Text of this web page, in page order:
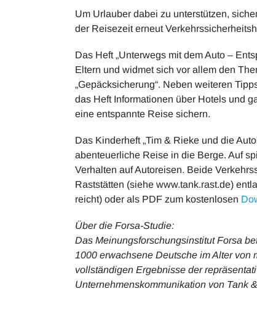
Um Urlauber dabei zu unterstützen,
der Reisezeit erneut
Das Heft „Unterwegs mit dem Auto –
Eltern und widmet sich vor allem den
„Gepäcksicherung“. Neben weiteren
das Heft Informationen über Hotels und
eine entspannte Reise sichern.
Das Kinderheft „Tim & Rieke und die
abenteuerliche Reise in die Berge. Auf
Verhalten auf Autoreisen. Beide
Raststätten (siehe www.tank.rast.de)
reicht) oder als PDF zum kostenlosen
Über die Forsa-Studie:
Das Meinungsforschungsinstitut Forsa
1000 erwachsene Deutsche im Alter
vollständigen Ergebnisse der
Unternehmenskommunikation von Tank